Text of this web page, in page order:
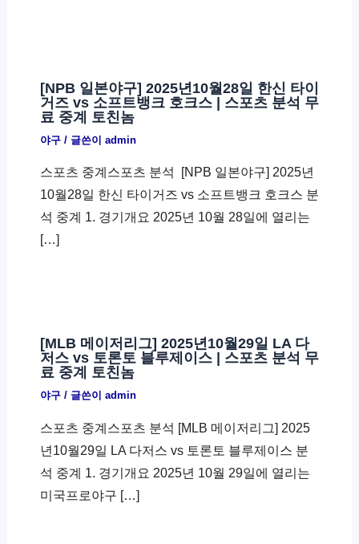
[NPB 일본야구] 2025년10월28일 한신 타이
거즈 vs 소프트뱅크 호크스 | 스포츠 분석 무
료 중계 토친놈
야구/ 글쓴이 admin
스포츠 중계스포츠 분석 ​ [NPB 일본야구] 2025년
10월28일 한신 타이거즈 vs 소프트뱅크 호크스 분
석 중계 1. 경기개요 2025년 10월 28일에 열리는
[…]
[MLB 메이저리그] 2025년10월29일 LA 다
저스 vs 토론토 블루제이스 | 스포츠 분석 무
료 중계 토친놈
야구/ 글쓴이 admin
스포츠 중계스포츠 분석 [MLB 메이저리그] 2025
년10월29일 LA 다저스 vs 토론토 블루제이스 분
석 중계 1. 경기개요 2025년 10월 29일에 열리는
미국프로야구 […]